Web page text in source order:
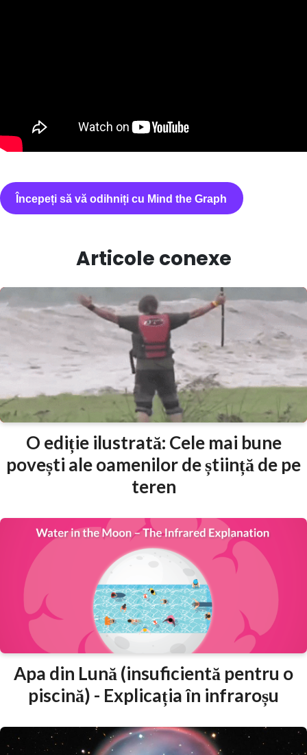
Începeți să vă odihniți cu Mind the Graph
Articole conexe
O ediție ilustrată: Cele mai bune
povești ale oamenilor de știință de pe
teren
Apa din Lună (insuficientă pentru o
piscină) - Explicația în infraroșu